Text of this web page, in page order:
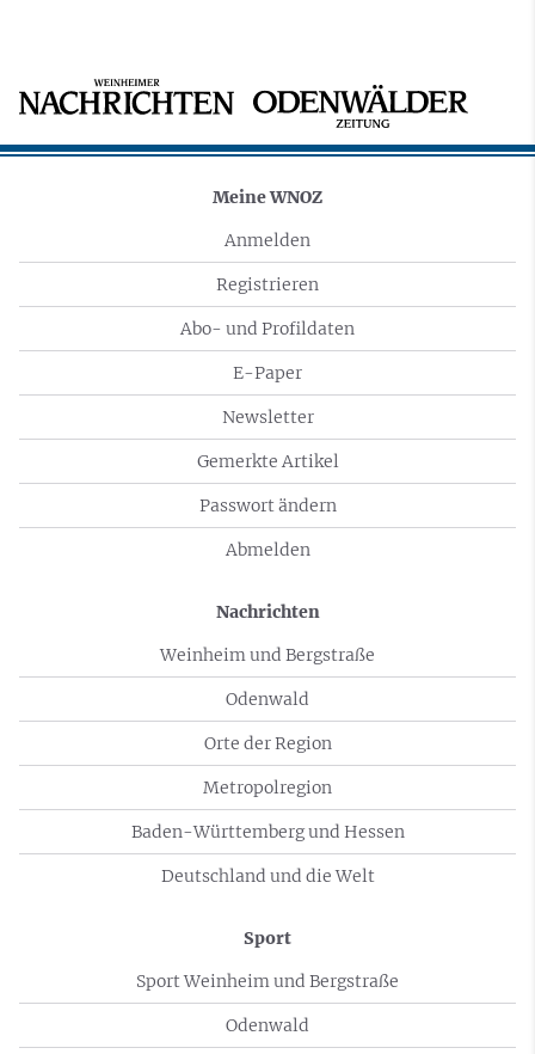
Meine WNOZ
Anmelden
Registrieren
Abo- und Profildaten
E-Paper
Newsletter
Gemerkte Artikel
Passwort ändern
Abmelden
Nachrichten
Weinheim und Bergstraße
Odenwald
Orte der Region
Metropolregion
Baden-Württemberg und Hessen
Deutschland und die Welt
Sport
Sport Weinheim und Bergstraße
Odenwald